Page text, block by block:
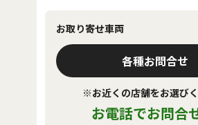
お取り寄せ車両
各種お問合せ
※お近くの店舗をお選び
お電話でお問合